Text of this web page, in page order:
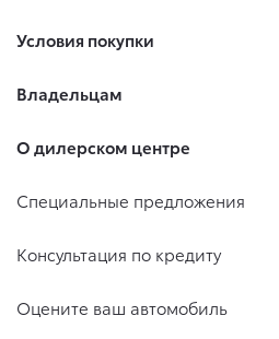
Условия покупки
Владельцам
О дилерском центре
Специальные предложения
Консультация по кредиту
Оцените ваш автомобиль